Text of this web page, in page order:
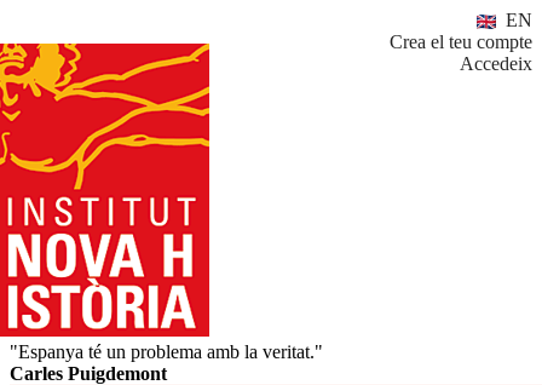
EN
Crea el teu compte
Accedeix
"Espanya té un problema amb la veritat."
Carles Puigdemont